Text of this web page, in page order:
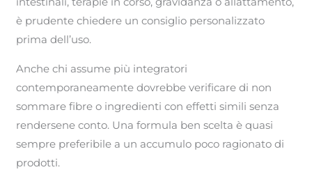
è prudente chiedere un consiglio personalizzato
prima dell’uso.
Anche chi assume più integratori
contemporaneamente dovrebbe verificare di non
sommare fibre o ingredienti con effetti simili senza
rendersene conto. Una formula ben scelta è quasi
sempre preferibile a un accumulo poco ragionato di
prodotti.